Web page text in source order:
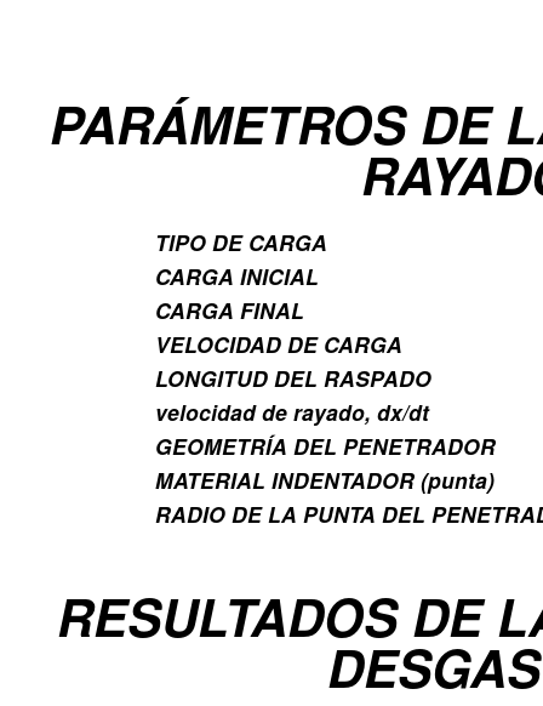
PARÁMETROS DE
TIPO DE CARGA
CARGA INICIAL
CARGA FINAL
VELOCIDAD DE CARGA
LONGITUD DEL RASPADO
velocidad de rayado, dx/dt
GEOMETRÍA DEL PENETRADOR
MATERIAL INDENTADOR (punta)
RADIO DE LA PUNTA DEL
RESULTADOS DE